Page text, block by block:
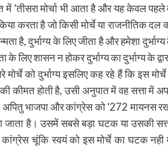
‘तीसरा मोर्चा भी आता है और यह केवल पहले
करता है जो किसी मोर्चे या राजनीतिक
है, दुर्भाग्य के लिए जीता है और हमेशा
के लिए शासन न होकर दुर्भाग्य का दुर्भाग्य के
मोर्चे को दुर्भाग्य इसलिए कह रहे हैं कि इस
कीमत होती है, उसी अनुपात में वह सत्ता में
अपितु भाजपा और कांग्रेस को ‘272 मायनस
जाता है। उसमें सबसे बड़ा घटक या उसकी
चूंकि स्वयं को इस मोर्चे का घटक नही